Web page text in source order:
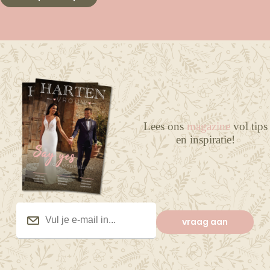
Lees onsmagazine vol tips
en inspiratie!
Vul
je
e-
mail
in…
(Vereist)
vraag aan